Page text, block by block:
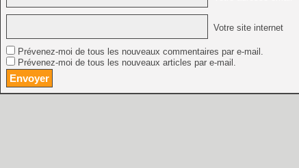
Votre site internet
Prévenez-moi de tous les nouveaux commentaires par e-mail.
Prévenez-moi de tous les nouveaux articles par e-mail.